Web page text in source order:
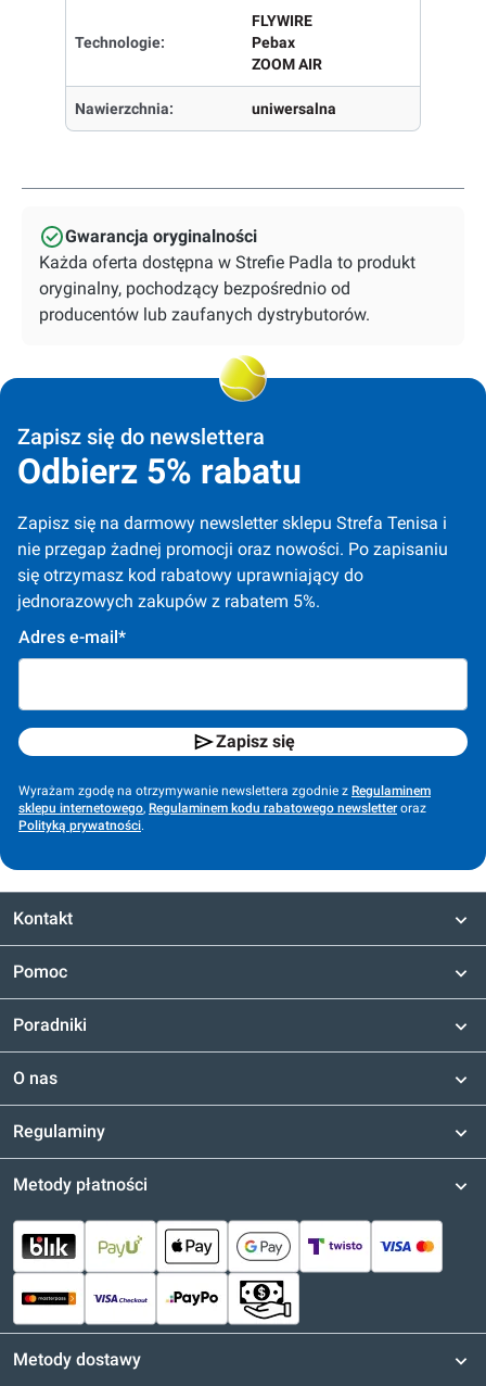
Technologie:
FLYWIRE
Pebax
ZOOM AIR
Nawierzchnia: uniwersalna
Gwarancja oryginalności
Każda oferta dostępna w Strefie Padla to produkt
oryginalny, pochodzący bezpośrednio od
producentów lub zaufanych dystrybutorów.
Zapisz się do newslettera
Odbierz 5% rabatu
Zapisz się na darmowy newsletter sklepu Strefa Tenisa i
nie przegap żadnej promocji oraz nowości. Po zapisaniu
się otrzymasz kod rabatowy uprawniający do
jednorazowych zakupów z rabatem 5%.
Adres e-mail*
Zapisz się
Wyrażam zgodę na otrzymywanie newslettera zgodnie z Regulaminem
sklepu internetowego, Regulaminem kodu rabatowego newsletter oraz
Polityką prywatności.
Kontakt
Pomoc
Poradniki
O nas
Regulaminy
Metody płatności
Metody dostawy